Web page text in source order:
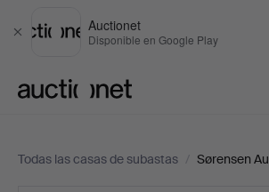
Cerrar
Auctionet
Disponible en Google Play
Todas las casas de subastas / Sørensen